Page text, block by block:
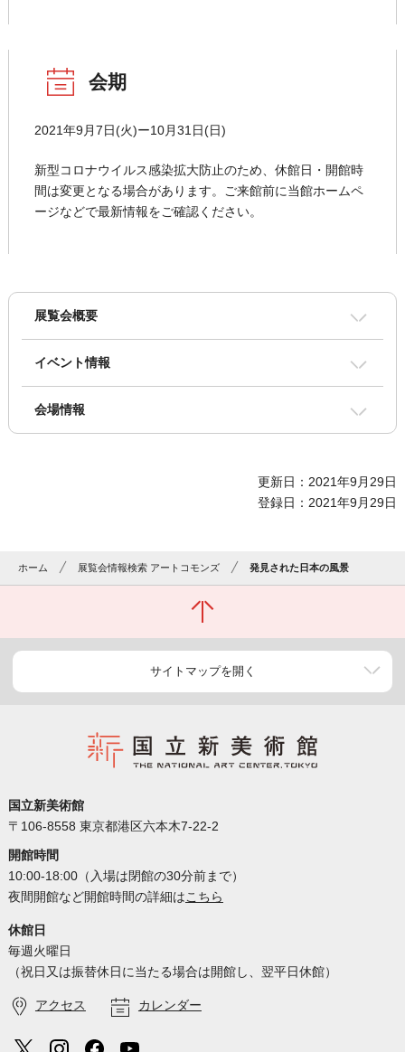
会期
2021年9月7日(火)ー10月31日(日)
新型コロナウイルス感染拡大防止のため、休館日・開館時
間は変更となる場合があります。ご来館前に当館ホームペ
ージなどで最新情報をご確認ください。
展覧会概要
イベント情報
会場情報
更新日：2021年9月29日
登録日：2021年9月29日
ホーム 展覧会情報検索 アートコモンズ 発見された日本の風景
サイトマップを開く
国立新美術館
〒106-8558 東京都港区六本木7-22-2
開館時間
10:00-18:00（入場は閉館の30分前まで）
夜間開館など開館時間の詳細はこちら
休館日
毎週火曜日
（祝日又は振替休日に当たる場合は開館し、翌平日休館）
アクセス カレンダー